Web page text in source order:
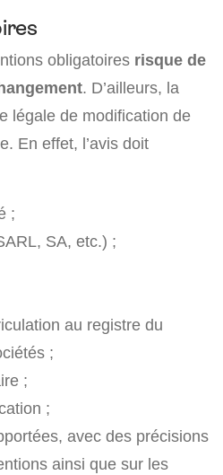
obligatoires risque de
. D’ailleurs, la
légale de modification de
En effet, l’avis doit
;
SA, etc.) ;
au registre du
;
;
;
avec des précisions
ainsi que sur les